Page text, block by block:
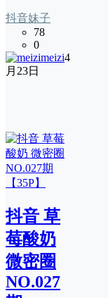
抖音妹子
78
0
meizi4
月23日
抖音 草
莓酸奶
微密圈
NO.027